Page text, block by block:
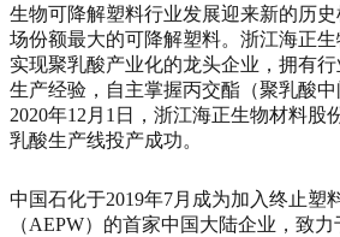
生物可降解塑料行业发展迎来新的历
场份额最大的可降解塑料。浙江海正
实现聚乳酸产业化的龙头企业，拥有
生产经验，自主掌握丙交酯（聚乳酸中
2020年12月1日，浙江海正生物材料股
乳酸生产线投产成功。
中国石化于2019年7月成为加入终止塑
（AEPW）的首家中国大陆企业，致